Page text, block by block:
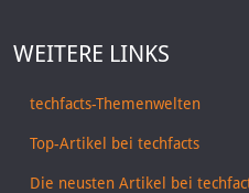
WEITERE LINKS
techfacts-Themenwelten
Top-Artikel bei techfacts
Die neusten Artikel bei